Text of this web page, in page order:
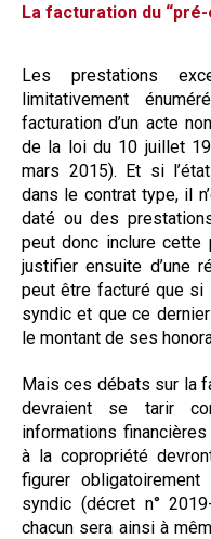
La facturation du
Les prestations
limitativement
facturation d’un acte
de la loi du 10 juillet
mars 2015). Et si
dans le contrat type, il
daté ou des
peut donc inclure cette
justifier ensuite d’une
peut être facturé que si
syndic et que ce
le montant de ses
Mais ces débats sur la
devraient se tarir
informations
à la copropriété
figurer
syndic (décret n°
chacun sera ainsi à